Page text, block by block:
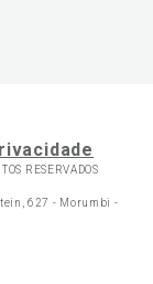
RESERVADOS
627 - Morumbi -